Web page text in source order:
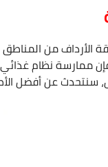
الأرداف من
فإن ممارسة نظام
سنتحدث عن أفضل